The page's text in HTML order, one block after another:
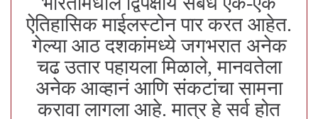
ऐतिहासिक माईलस्टोन पार करत आहेत.
गेल्या आठ दशकांमध्ये जगभरात अनेक
चढ उतार पहायला मिळाले, मानवतेला
अनेक आव्हानं आणि संकटांचा सामना
करावा लागला आहे. मात्र हे सर्व होत